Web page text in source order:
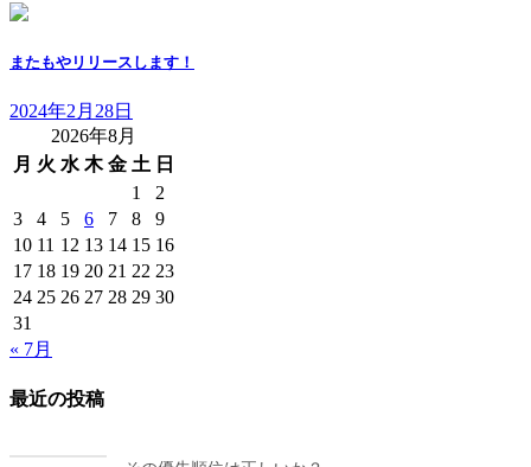
またもやリリースします！
2024年2月28日
2026年8月
月 火 水 木 金 土 日
1
2
3
4 5 6 7 8
9
10 11 12 13 14 15 16
17 18 19 20 21 22 23
24 25 26 27 28 29 30
31
« 7月
最近の投稿